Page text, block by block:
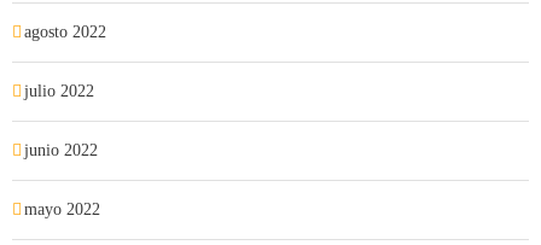
agosto 2022
julio 2022
junio 2022
mayo 2022